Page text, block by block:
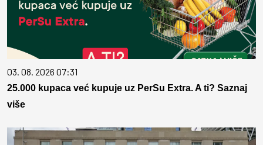
03. 08. 2026 07:31
25.000 kupaca već kupuje uz PerSu Extra. A ti? Saznaj
više